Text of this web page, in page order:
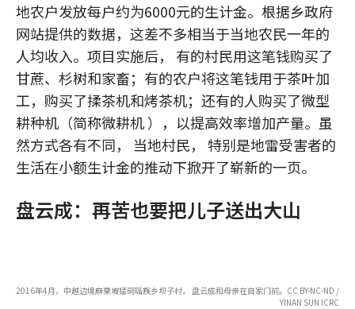
地农户发放每户约为6000元的生计金。根据乡政府
网站提供的数据，这差不多相当于当地农民一年的
人均收入。项目实施后， 有的村民用这笔钱购买了
甘蔗、杉树和家畜；有的农户将这笔钱用于茶叶加
工，购买了揉茶机和烤茶机；还有的人购买了微型
耕种机（简称微耕机 ），以提高效率增加产量。虽
然方式各有不同， 当地村民， 特别是地雷受害者的
生活在小额生计金的推动下掀开了崭新的一页。
盘云成：再苦也要把儿子送出大山
2016年4月，中越边境麻栗坡猛硐瑶族乡坝子村， 盘云成和母亲在自家门前。CC BY-NC-ND /
YINAN SUN ICRC